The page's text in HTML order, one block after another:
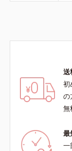
送
初
の
無
最
一